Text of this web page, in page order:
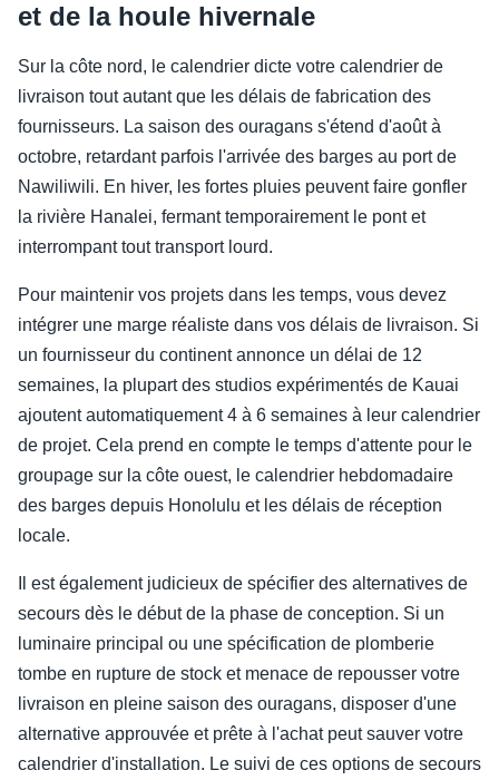
et de la houle hivernale
Sur la côte nord, le calendrier dicte votre calendrier de
livraison tout autant que les délais de fabrication des
fournisseurs. La saison des ouragans s'étend d'août à
octobre, retardant parfois l'arrivée des barges au port de
Nawiliwili. En hiver, les fortes pluies peuvent faire gonfler
la rivière Hanalei, fermant temporairement le pont et
interrompant tout transport lourd.
Pour maintenir vos projets dans les temps, vous devez
intégrer une marge réaliste dans vos délais de livraison. Si
un fournisseur du continent annonce un délai de 12
semaines, la plupart des studios expérimentés de Kauai
ajoutent automatiquement 4 à 6 semaines à leur calendrier
de projet. Cela prend en compte le temps d'attente pour le
groupage sur la côte ouest, le calendrier hebdomadaire
des barges depuis Honolulu et les délais de réception
locale.
Il est également judicieux de spécifier des alternatives de
secours dès le début de la phase de conception. Si un
luminaire principal ou une spécification de plomberie
tombe en rupture de stock et menace de repousser votre
livraison en pleine saison des ouragans, disposer d'une
alternative approuvée et prête à l'achat peut sauver votre
calendrier d'installation. Le suivi de ces options de secours